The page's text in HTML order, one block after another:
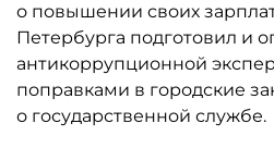
о повышении своих
Петербурга подготовил и
антикоррупционной
поправками в городские
о государственной службе.